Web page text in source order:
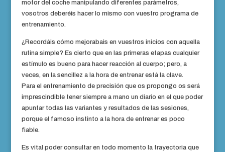
motor del coche manipulando diferentes parámetros,
vosotros deberéis hacer lo mismo con vuestro programa de
entrenamiento.
¿Recordáis cómo mejorabais en vuestros inicios con aquella
rutina simple? Es cierto que en las primeras etapas cualquier
estímulo es bueno para hacer reacción al cuerpo; pero, a
veces, en la sencillez a la hora de entrenar está la clave.
Para el entrenamiento de precisión que os propongo os será
imprescindible tener siempre a mano un diario en el que poder
apuntar todas las variantes y resultados de las sesiones,
porque el famoso instinto a la hora de entrenar es poco
fiable.
Es vital poder consultar en todo momento la trayectoria que